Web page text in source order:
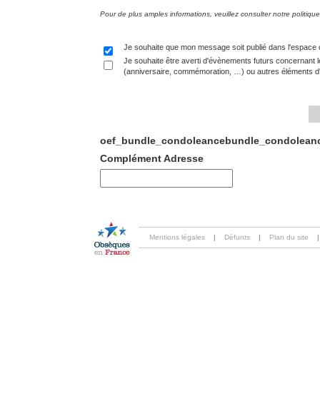
Pour de plus amples informations, veuillez consulter notre
Je souhaite que mon message soit publié dans l'espace
Je souhaite être averti d'évènements futurs concernant
(anniversaire, commémoration, …) ou autres éléments
Complément Adresse
Mentions légales | Défunts | Plan du site |